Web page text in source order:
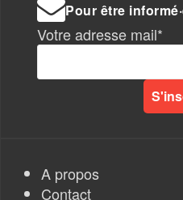
Pour être
Votre adresse mail*
A propos
Contact